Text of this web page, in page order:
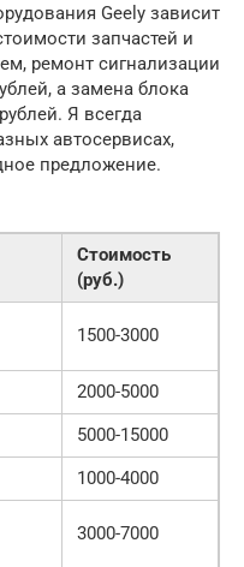
Geely зависит
запчастей и
ремонт сигнализации
а замена блока
Я всегда
автосервисах,
предложение.
Стоимость
(руб.)
1500-3000
2000-5000
5000-15000
1000-4000
3000-7000